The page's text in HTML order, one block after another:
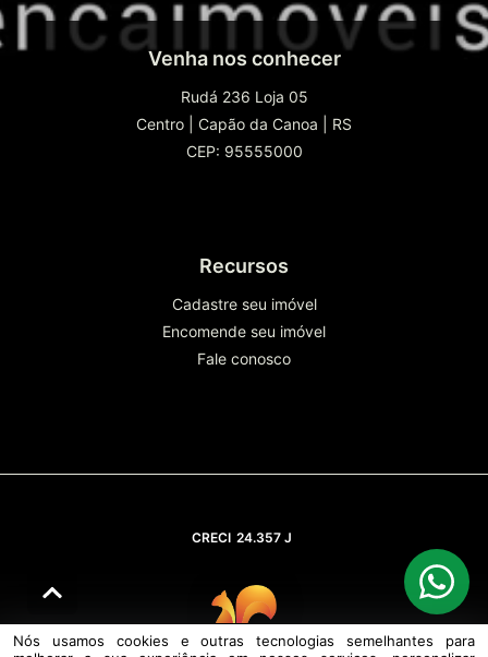
Venha nos conhecer
Rudá 236 Loja 05
Centro
Capão da Canoa
RS
CEP: 95555000
Recursos
Cadastre seu imóvel
Encomende seu imóvel
Fale conosco
CRECI 24.357 J
Nós usamos cookies e outras tecnologias semelhantes para